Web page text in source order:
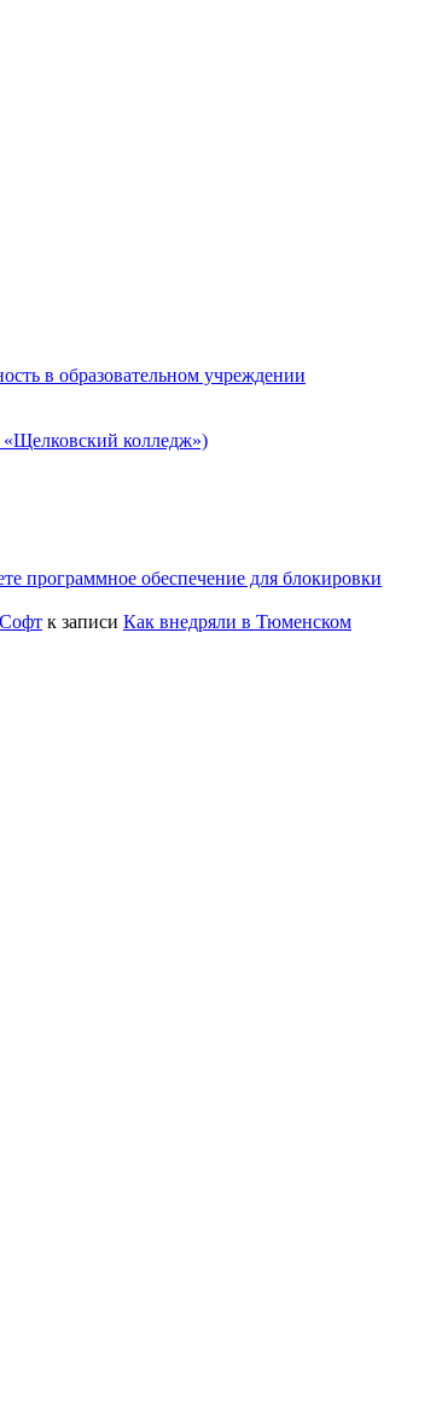
в образовательном учреждении
колледж»)
программное обеспечение для блокировки
к записи Как внедряли в Тюменском